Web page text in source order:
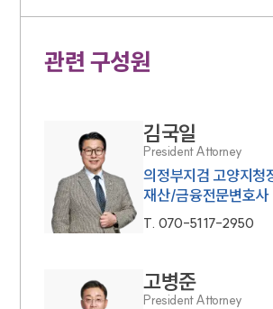
관련 구성원
김국일
President Attorney
의정부지검 고양지청
재산/금융전문변호사
T. 070-5117-2950
고병준
President Attorney